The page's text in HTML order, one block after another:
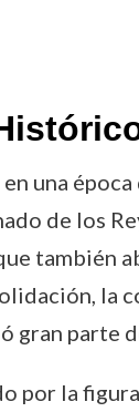
una
de los
también
la
gran parte
por la